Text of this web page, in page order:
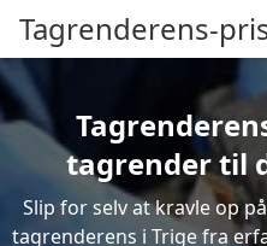
Tagrenderens-
tagrender til
Slip for selv at kravle op
tagrenderens i Trige fra